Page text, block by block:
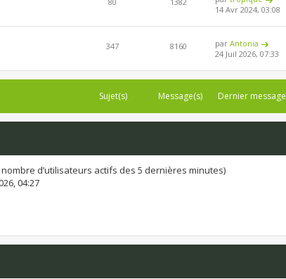
14 Avr 2024, 03:08
347 8160 parAntonia
24 Juil 2026, 07:33
Sujet(s) Message(s) Dernier message
d’utilisateurs actifs des 5 dernières minutes)
04:27